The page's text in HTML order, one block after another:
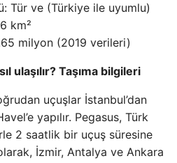
Tür ve (Türkiye ile uyumlu)
km²
milyon (2019 verileri)
ulaşılır? Taşıma bilgileri
uçuşlar İstanbul’dan
yapılır. Pegasus, Türk
2 saatlik bir uçuş süresine
İzmir, Antalya ve Ankara